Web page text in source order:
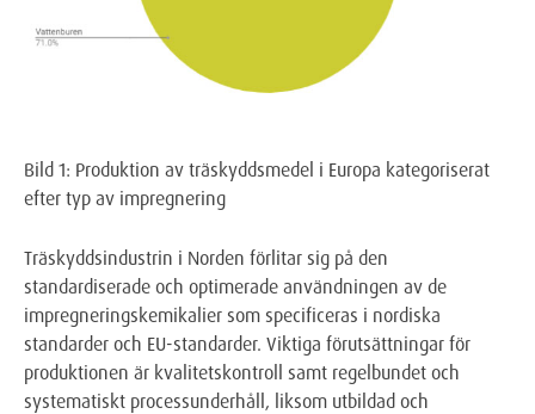
Bild 1: Produktion av träskyddsmedel i Europa kategoriserat
efter typ av impregnering
Träskyddsindustrin i Norden förlitar sig på den
standardiserade och optimerade användningen av de
impregneringskemikalier som specificeras i nordiska
standarder och EU-standarder. Viktiga förutsättningar för
produktionen är kvalitetskontroll samt regelbundet och
systematiskt processunderhåll, liksom utbildad och